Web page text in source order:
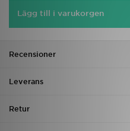
Lägg till i varukorgen
Recensioner
Leverans
Retur